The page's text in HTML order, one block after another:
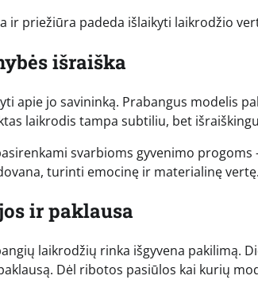
ir priežiūra padeda išlaikyti laikrodžio
išraiška
apie jo savininką. Prabangus modelis
laikrodis tampa subtiliu, bet
svarbioms gyvenimo
turinti emocinę ir materialinę vertę.
ir paklausa
laikrodžių rinka išgyvena pakilimą.
Dėl ribotos pasiūlos kai kurių